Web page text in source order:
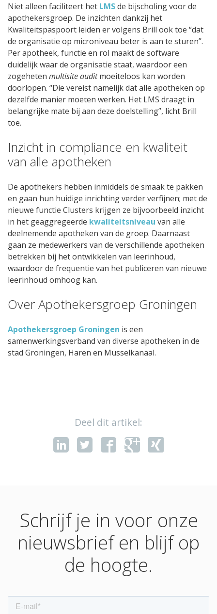
Thema's
LMS Test
Maak zelf E-Learning Test
Defacto
Over Defacto
Blog
Open Source Projecten
Niet alleen faciliteert het LMSde bijscholing voor de
apothekersgroep. De inzichten dankzij het
Kwaliteitspaspoort leiden er volgens Brill ook toe “dat
de organisatie op microniveau beter is aan te sturen”.
Per apotheek, functie en rol maakt de software
duidelijk waar de organisatie staat, waardoor een
zogeheten multisite auditmoeiteloos kan worden
doorlopen. “Die vereist namelijk dat alle apotheken op
dezelfde manier moeten werken. Het LMS draagt in
belangrijke mate bij aan deze doelstelling”, licht Brill
toe.
Inzicht in compliance en kwaliteit
van alle apotheken
De apothekers hebben inmiddels de smaak te pakken
en gaan hun huidige inrichting verder verfijnen; met de
nieuwe functie Clusters krijgen ze bijvoorbeeld inzicht
in het geaggregeerde kwaliteitsniveau van alle
deelnemende apotheken van de groep. Daarnaast
gaan ze medewerkers van de verschillende apotheken
betrekken bij het ontwikkelen van leerinhoud,
waardoor de frequentie van het publiceren van nieuwe
leerinhoud omhoog kan.
Over Apothekersgroep Groningen
Apothekersgroep Groningen is een
samenwerkingsverband van diverse apotheken in de
stad Groningen, Haren en Musselkanaal.
Deel dit artikel:
Schrijf je in voor onze
nieuwsbrief en blijf op
de hoogte.